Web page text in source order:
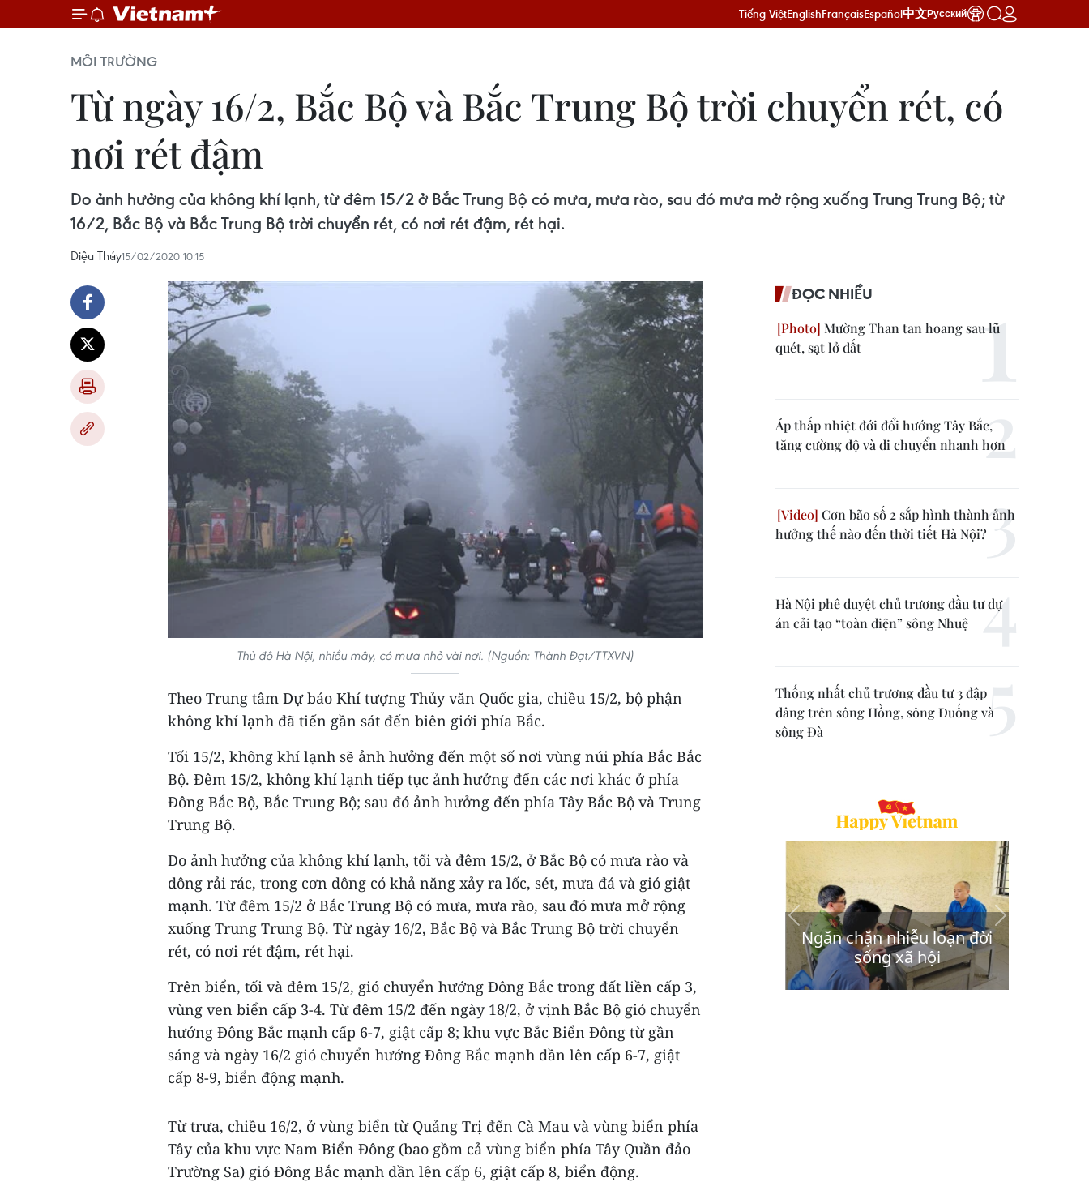
Tiếng ViệtEnglishFrançaisEspañol中文Русский
MÔI TRƯỜNG
Từ ngày 16/2, Bắc Bộ và Bắc Trung Bộ trời chuyển rét, có
nơi rét đậm
Do ảnh hưởng của không khí lạnh, từ đêm 15/2 ở Bắc Trung Bộ có mưa, mưa rào, sau đó mưa mở rộng xuống Trung Trung Bộ; từ
16/2, Bắc Bộ và Bắc Trung Bộ trời chuyển rét, có nơi rét đậm, rét hại.
Diệu Thúy15/02/2020 10:15
Thủ đô Hà Nội, nhiều mây, có mưa nhỏ vài nơi. (Nguồn: Thành Đạt/TTXVN)
Theo Trung tâm Dự báo Khí tượng Thủy văn Quốc gia, chiều 15/2, bộ phận
không khí lạnh đã tiến gần sát đến biên giới phía Bắc.
Tối 15/2, không khí lạnh sẽ ảnh hưởng đến một số nơi vùng núi phía Bắc Bắc
Bộ. Đêm 15/2, không khí lạnh tiếp tục ảnh hưởng đến các nơi khác ở phía
Đông Bắc Bộ, Bắc Trung Bộ; sau đó ảnh hưởng đến phía Tây Bắc Bộ và Trung
Trung Bộ.
Do ảnh hưởng của không khí lạnh, tối và đêm 15/2, ở Bắc Bộ có mưa rào và
dông rải rác, trong cơn dông có khả năng xảy ra lốc, sét, mưa đá và gió giật
mạnh. Từ đêm 15/2 ở Bắc Trung Bộ có mưa, mưa rào, sau đó mưa mở rộng
xuống Trung Trung Bộ. Từ ngày 16/2, Bắc Bộ và Bắc Trung Bộ trời chuyển
rét, có nơi rét đậm, rét hại.
Trên biển, tối và đêm 15/2, gió chuyển hướng Đông Bắc trong đất liền cấp 3,
vùng ven biển cấp 3-4. Từ đêm 15/2 đến ngày 18/2, ở vịnh Bắc Bộ gió chuyển
hướng Đông Bắc mạnh cấp 6-7, giật cấp 8; khu vực Bắc Biển Đông từ gần
sáng và ngày 16/2 gió chuyển hướng Đông Bắc mạnh dần lên cấp 6-7, giật
cấp 8-9, biển động mạnh.
Từ trưa, chiều 16/2, ở vùng biển từ Quảng Trị đến Cà Mau và vùng biển phía
Tây của khu vực Nam Biển Đông (bao gồm cả vùng biển phía Tây Quần đảo
Trường Sa) gió Đông Bắc mạnh dần lên cấp 6, giật cấp 8, biển động.
ĐỌC NHIỀU
Mường Than tan hoang sau lũ
quét, sạt lở đất
Áp thấp nhiệt đới đổi hướng Tây Bắc,
tăng cường độ và di chuyển nhanh hơn
Cơn bão số 2 sắp hình thành ảnh
hưởng thế nào đến thời tiết Hà Nội?
Hà Nội phê duyệt chủ trương đầu tư dự
án cải tạo “toàn diện” sông Nhuệ
Thống nhất chủ trương đầu tư 3 đập
dâng trên sông Hồng, sông Đuống và
sông Đà